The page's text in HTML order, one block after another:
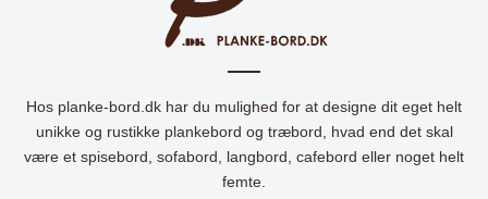
Hos planke-bord.dk har du mulighed for at designe dit eget helt
unikke og rustikke plankebord og træbord, hvad end det skal
være et spisebord, sofabord, langbord, cafebord eller noget helt
femte.